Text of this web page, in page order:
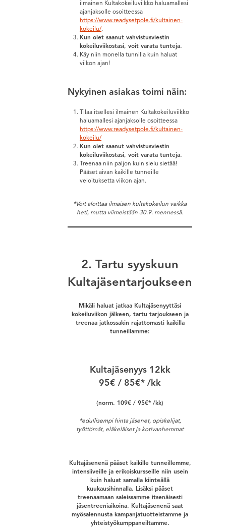
ilmainen Kultakokeiluviikko haluamallesi
ajanjaksolle osoitteessa
https://www.readysetpole.fi/kultainen-
kokeilu/.
Kun olet saanut vahvistusviestin
kokeiluviikostasi, voit varata tunteja.
Käy niin monella tunnilla kuin haluat
viikon ajan!
Nykyinen asiakas toimi näin:
Tilaa itsellesi ilmainen Kultakokeiluviikko
haluamallesi ajanjaksolle osoitteessa
https://www.readysetpole.fi/kultainen-
kokeilu/
Kun olet saanut vahvistusviestin
kokeiluviikostasi, voit varata tunteja.
Treenaa niin paljon kuin sielu sietää!
Pääset aivan kaikille tunneille
veloituksetta viikon ajan.
*Voit aloittaa ilmaisen kultakokeilun vaikka
heti, mutta viimeistään 30.9. mennessä.
2. Tartu syyskuun
Kultajäsentarjoukseen
Mikäli haluat jatkaa Kultajäsenyyttäsi
kokeiluviikon jälkeen, tartu tarjoukseen ja
treenaa jatkossakin rajattomasti kaikilla
tunneillamme:
Kultajäsenyys 12kk
95€ / 85€* /kk
(norm. 109€ / 95€* /kk)
*edullisempi hinta jäsenet, opiskelijat,
työttömät, eläkeläiset ja kotivanhemmat
Kultajäsenenä pääset kaikille tunneillemme,
intensiiveille ja erikoiskursseille niin usein
kuin haluat samalla kiinteällä
kuukausihinnalla. Lisäksi pääset
treenaamaan saleissamme itsenäisesti
jäsentreeniaikoina. Kultajäsenenä saat
myösalennusta kampanjatuotteistamme ja
yhteistyökumppaneiltamme.